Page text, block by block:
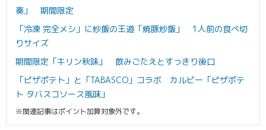
奏」 期間限定
「冷凍 完全メシ」に炒飯の王道「焼豚炒飯」 1人前の食べ切
りサイズ
期間限定「キリン秋味」 飲みごたえとすっきり後口
「ピザポテト」と「TABASCO」コラボ カルビー「ピザポテ
ト タバスコソース風味」
※関連記事はポイント加算対象外です。